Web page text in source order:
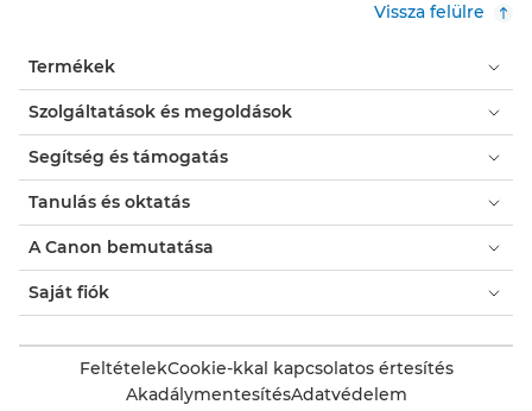
Vissza felülre
Termékek
Szolgáltatások és megoldások
Segítség és támogatás
Tanulás és oktatás
A Canon bemutatása
Saját fiók
FeltételekCookie-kkal kapcsolatos értesítés
AkadálymentesítésAdatvédelem